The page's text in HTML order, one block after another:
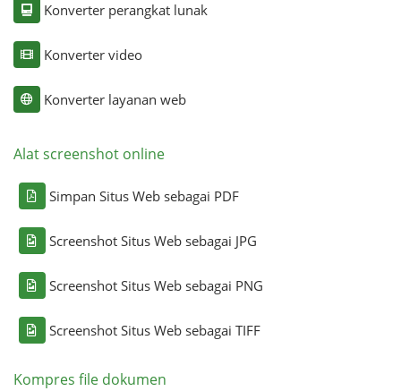
Konverter perangkat lunak
Konverter video
Konverter layanan web
Alat screenshot online
Simpan Situs Web sebagai PDF
Screenshot Situs Web sebagai JPG
Screenshot Situs Web sebagai PNG
Screenshot Situs Web sebagai TIFF
Kompres file dokumen